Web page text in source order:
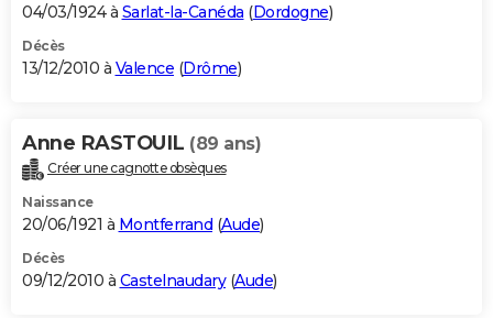
04/03/1924 à Sarlat-la-Canéda (Dordogne)
Décès
13/12/2010 à Valence (Drôme)
Anne RASTOUIL (89 ans)
Créer une cagnotte obsèques
Naissance
20/06/1921 à Montferrand (Aude)
Décès
09/12/2010 à Castelnaudary(Aude)